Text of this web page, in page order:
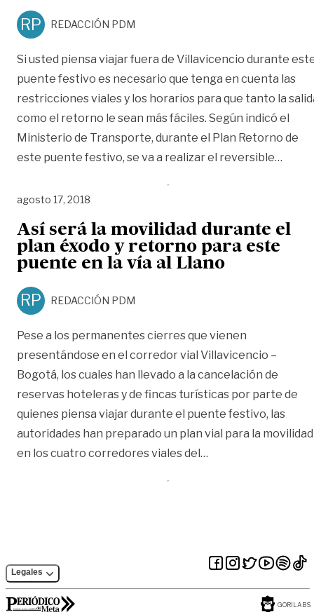
RP REDACCIÓN PDM
Si usted piensa viajar fuera de Villavicencio durante
puente festivo es necesario que tenga en cuenta las
restricciones viales y los horarios para que tanto la
como el retorno le sean más fáciles. Según indicó el
Ministerio de Transporte, durante el Plan Retorno de
este puente festivo, se va a realizar el reversible…
agosto 17, 2018
Así será la movilidad durante el
plan éxodo y retorno para este
puente en la vía al Llano
RP REDACCIÓN PDM
Pese a los permanentes cierres que vienen
presentándose en el corredor vial Villavicencio –
Bogotá, los cuales han llevado a la cancelación de
reservas hoteleras y de fincas turísticas por parte de
quienes piensa viajar durante el puente festivo, las
autoridades han preparado un plan vial para la movilidad
en los cuatro corredores viales del…
Legales
GORILABS